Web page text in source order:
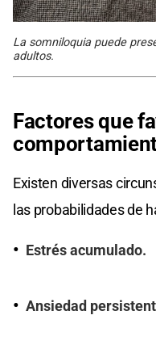
La somniloquia puede
adultos.
Factores que
Existen diversas
las probabilidades de
Estrés acumulado.
Ansiedad